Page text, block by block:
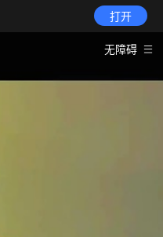
打开
无障碍